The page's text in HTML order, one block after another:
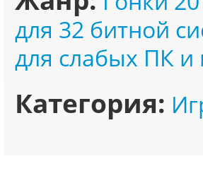
для 32 битной
для слабых ПК и
Категория: